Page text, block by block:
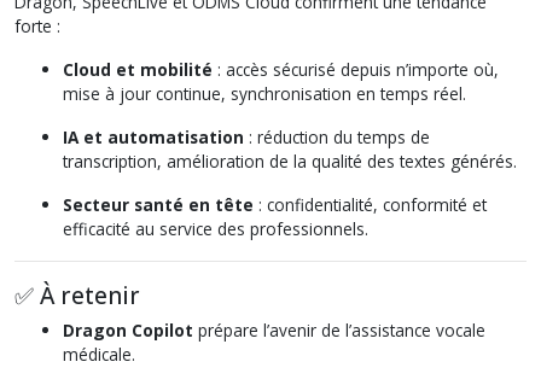
forte :
Cloud et mobilité : accès sécurisé depuis n’importe où,
mise à jour continue, synchronisation en temps réel.
IA et automatisation : réduction du temps de
transcription, amélioration de la qualité des textes générés.
Secteur santé en tête : confidentialité, conformité et
efficacité au service des professionnels.
✅ À retenir
Dragon Copilot prépare l’avenir de l’assistance vocale
médicale.